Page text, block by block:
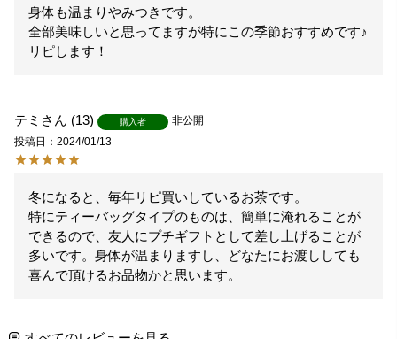
身体も温まりやみつきです。
全部美味しいと思ってますが特にこの季節おすすめです♪
リピします！
テミ 13 購入者
非公開
投稿日
2024/01/13
冬になると、毎年リピ買いしているお茶です。
特にティーバッグタイプのものは、簡単に淹れることが
できるので、友人にプチギフトとして差し上げることが
多いです。身体が温まりますし、どなたにお渡ししても
喜んで頂けるお品物かと思います。